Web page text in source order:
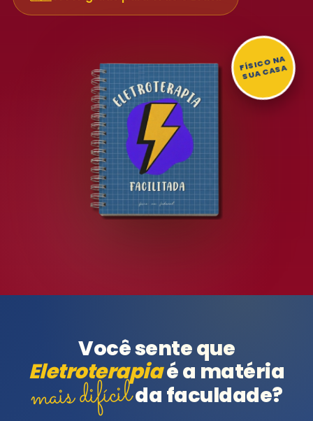
FÍSI
C
O
NA
S
UA
CASA
Você sente que
Eletroterapiaé a matéria
mais difícilda faculdade?